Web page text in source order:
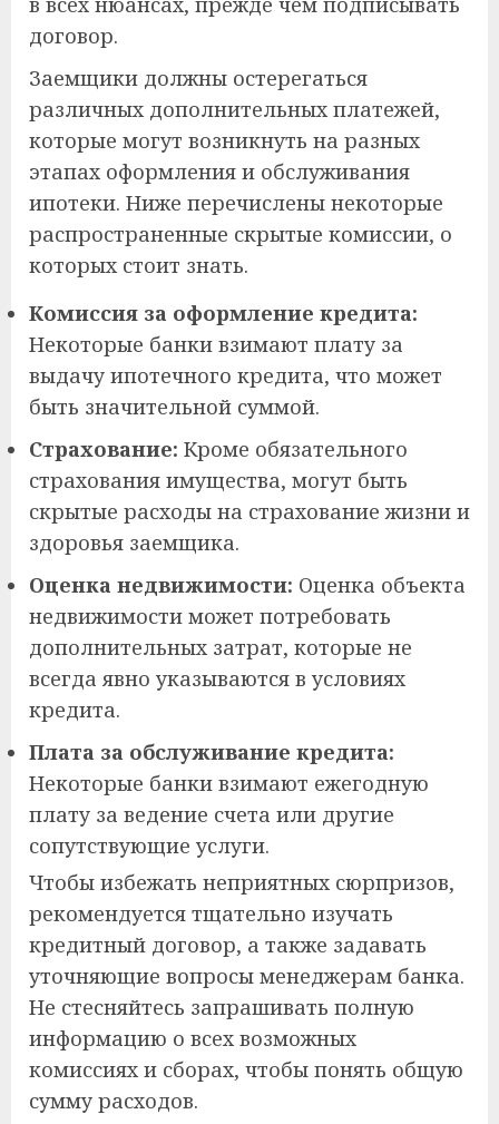
договор.
Заемщики должны остерегаться
различных дополнительных платежей,
которые могут возникнуть на разных
этапах оформления и обслуживания
ипотеки. Ниже перечислены некоторые
распространенные скрытые комиссии, о
которых стоит знать.
Комиссия за оформление кредита:
Некоторые банки взимают плату за
выдачу ипотечного кредита, что может
быть значительной суммой.
Страхование: Кроме обязательного
страхования имущества, могут быть
скрытые расходы на страхование жизни и
здоровья заемщика.
Оценка недвижимости: Оценка объекта
недвижимости может потребовать
дополнительных затрат, которые не
всегда явно указываются в условиях
кредита.
Плата за обслуживание кредита:
Некоторые банки взимают ежегодную
плату за ведение счета или другие
сопутствующие услуги.
Чтобы избежать неприятных сюрпризов,
рекомендуется тщательно изучать
кредитный договор, а также задавать
уточняющие вопросы менеджерам банка.
Не стесняйтесь запрашивать полную
информацию о всех возможных
комиссиях и сборах, чтобы понять общую
сумму расходов.